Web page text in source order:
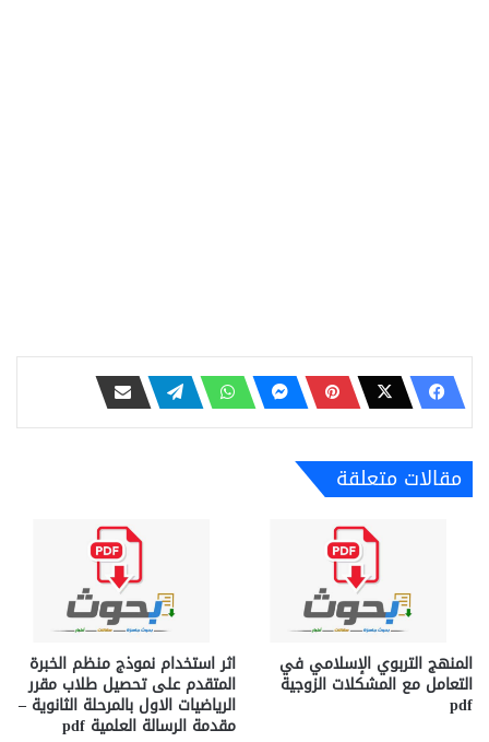
مقالات متعلقة
المنهج التربوي الإسلامي في
التعامل مع المشكلات الزوجية
pdf
اثر استخدام نموذج منظم الخبرة
المتقدم على تحصيل طلاب مقرر
الرياضيات الاول بالمرحلة الثانوية –
مقدمة الرسالة العلمية pdf